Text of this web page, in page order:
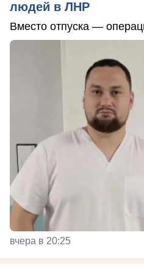
людей в ЛНР
Вместо отпуска —
вчера в 20:25